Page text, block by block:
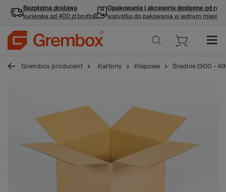
Bezpłatna dostawa
kurierska od 400 zł brutto
Opakowania i akcesoria dostępne od ręki
wszystko do pakowania w jednym miejscu
Grembox producent Kartony Klapowe Średnie (300 -